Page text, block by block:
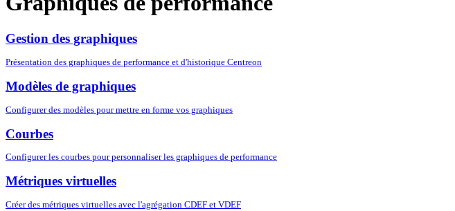
Gestion des graphiques
Présentation des graphiques de performance et d'historique Centreon
Modèles de graphiques
Configurer des modèles pour mettre en forme vos graphiques
Courbes
Configurer les courbes pour personnaliser les graphiques de performance
Métriques virtuelles
Créer des métriques virtuelles avec l'agrégation CDEF et VDEF